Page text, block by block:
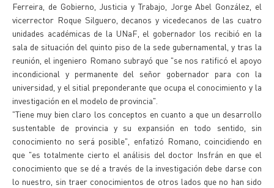
Ferreira, de Gobierno, Justicia y Trabajo, Jorge Abel González, el
vicerrector Roque Silguero, decanos y vicedecanos de las cuatro
unidades académicas de la UNaF, el gobernador los recibió en la
sala de situación del quinto piso de la sede gubernamental, y tras la
reunión, el ingeniero Romano subrayó que "se nos ratificó el apoyo
incondicional y permanente del señor gobernador para con la
universidad, y el sitial preponderante que ocupa el conocimiento y la
investigación en el modelo de provincia".
"Tiene muy bien claro los conceptos en cuanto a que un desarrollo
sustentable de provincia y su expansión en todo sentido, sin
conocimiento no será posible", enfatizó Romano, coincidiendo en
que "es totalmente cierto el análisis del doctor Insfrán en que el
conocimiento que se dé a través de la investigación debe darse con
lo nuestro, sin traer conocimientos de otros lados que no han sido